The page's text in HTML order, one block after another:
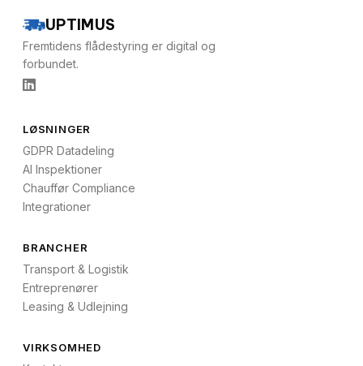
UPTIMUS
Fremtidens flådestyring er digital og
forbundet.
LØSNINGER
GDPR Datadeling
AI Inspektioner
Chauffør Compliance
Integrationer
BRANCHER
Transport & Logistik
Entreprenører
Leasing & Udlejning
VIRKSOMHED